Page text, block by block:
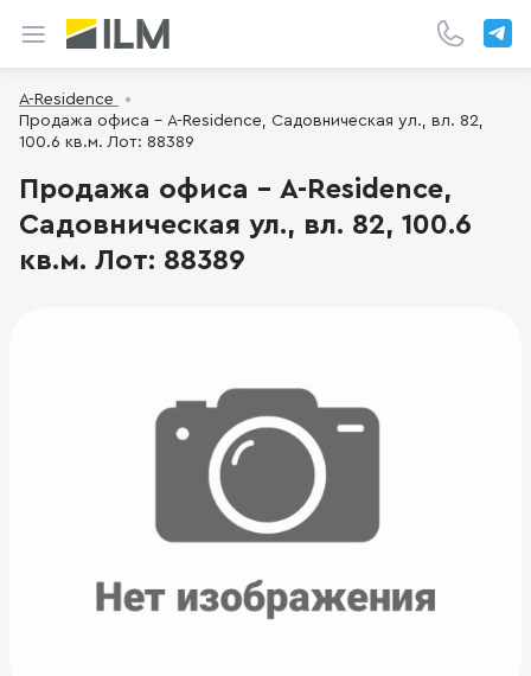
A-Residence
Продажа офиса - A-Residence, Садовническая ул., вл. 82,
100.6 кв.м. Лот: 88389
Продажа офиса - A-Residence,
Садовническая ул., вл. 82, 100.6
кв.м. Лот: 88389